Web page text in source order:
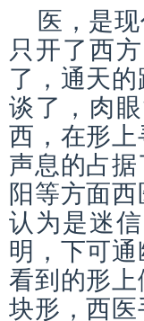
医，是
只开了西
了，通天
谈了，肉
西，在形
声息的占
阳等方面
认为是迷
明，下可
看到的形
块形，西